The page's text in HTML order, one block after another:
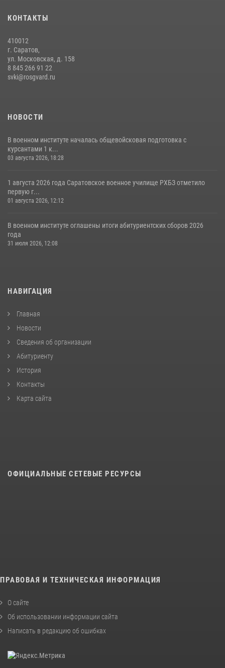
31 июля 2026, 12:08
КОНТАКТЫ
410012
г. Саратов,
ул. Московская, д. 158
8 845 266 91 22
svki@rosgvard.ru
НОВОСТИ
В военном институте началась общевойсковая подготовка с
курсантами 1 к...
03 августа 2026, 18:28
1 августа 2026 года Саратовское военное училище РХБЗ отметило
первую г...
01 августа 2026, 12:12
В военном институте оглашены итоги абитуриентских сборов 2026
года
31 июля 2026, 12:08
НАВИГАЦИЯ
Главная
Новости
Сведения об организации
Абитуриенту
История
Контакты
Карта сайта
ОФИЦИАЛЬНЫЕ СЕТЕВЫЕ РЕСУРСЫ
ПРАВОВАЯ И ТЕХНИЧЕСКАЯ ИНФОРМАЦИЯ
О сайте
Об использовании информации сайта
Написать в редакцию об ошибках